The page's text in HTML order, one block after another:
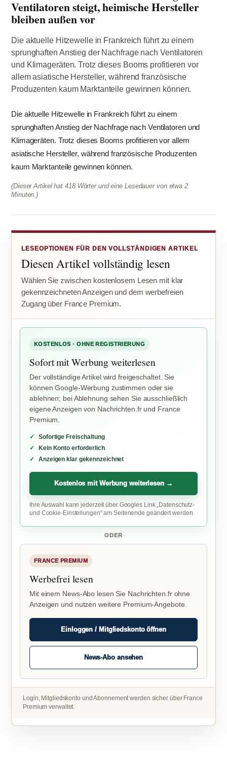
Ventilatoren steigt, heimische Hersteller
bleiben außen vor
Die aktuelle Hitzewelle in Frankreich führt zu einem
sprunghaften Anstieg der Nachfrage nach Ventilatoren
und Klimageräten. Trotz dieses Booms profitieren vor
allem asiatische Hersteller, während französische
Produzenten kaum Marktanteile gewinnen können.
Die aktuelle Hitzewelle in Frankreich führt zu einem
sprunghaften Anstieg der Nachfrage nach Ventilatoren und
Klimageräten. Trotz dieses Booms profitieren vor allem
asiatische Hersteller, während französische Produzenten
kaum Marktanteile gewinnen können.
(Dieser Artikel hat 418 Wörter und eine Lesedauer von etwa 2
Minuten.)
LESEOPTIONEN FÜR DEN VOLLSTÄNDIGEN ARTIKEL
Diesen Artikel vollständig lesen
Wählen Sie zwischen kostenlosem Lesen mit klar
gekennzeichneten Anzeigen und dem werbefreien
Zugang über France Premium.
KOSTENLOS · OHNE REGISTRIERUNG
Sofort mit Werbung weiterlesen
Der vollständige Artikel wird freigeschaltet. Sie
können Google-Werbung zustimmen oder sie
ablehnen; bei Ablehnung sehen Sie ausschließlich
eigene Anzeigen von Nachrichten.fr und France
Premium.
Sofortige Freischaltung
Kein Konto erforderlich
Anzeigen klar gekennzeichnet
Kostenlos mit Werbung weiterlesen →
Ihre Auswahl kann jederzeit über Googles Link „Datenschutz-
und Cookie-Einstellungen“ am Seitenende geändert werden.
ODER
FRANCE PREMIUM
Werbefrei lesen
Mit einem News-Abo lesen Sie Nachrichten.fr ohne
Anzeigen und nutzen weitere Premium-Angebote.
Einloggen / Mitgliedskonto öffnen
News-Abo ansehen
Login, Mitgliedskonto und Abonnement werden sicher über France
Premium verwaltet.